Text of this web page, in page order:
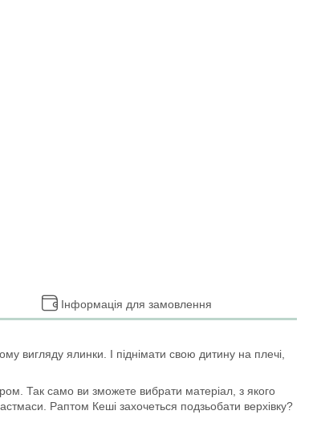
Інформація для замовлення
вигляду ялинки. І піднімати свою дитину на плечі,
Так само ви зможете вибрати матеріал, з якого
Раптом Кеші захочеться подзьобати верхівку?